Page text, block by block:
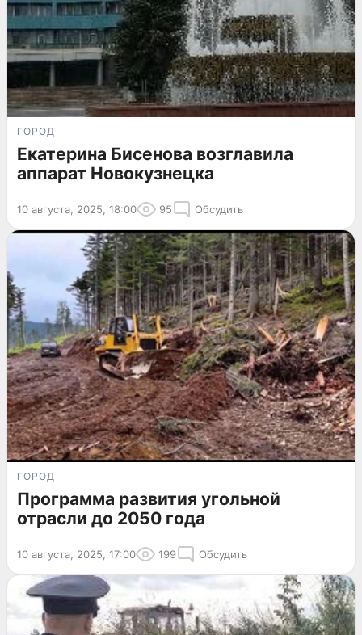
ГОРОД
Екатерина Бисенова возглавила
аппарат Новокузнецка
10 августа, 2025, 18:00 95 Обсудить
ГОРОД
Программа развития угольной
отрасли до 2050 года
10 августа, 2025, 17:00 199 Обсудить